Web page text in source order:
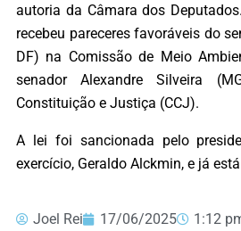
autoria da Câmara dos
recebeu pareceres favoráveis do
DF) na Comissão de Meio
senador Alexandre Silveira
Constituição e Justiça (CCJ).
A lei foi sancionada pelo
exercício, Geraldo Alckmin, e já
Joel Rei 17/06/2025 1:12